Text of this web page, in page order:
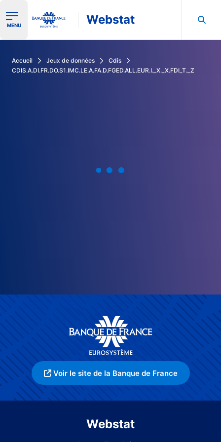
Ouvrir le menu de navigation
MENU Webstat
Accueil Jeux de données
Cdis
CDIS.A.DI.FR.DO.S1.IMC.LE.A.FA.D.FGED.ALL.EUR.I._X._X.FDI_T._Z
Voir le site de la Banque de France
Webstat